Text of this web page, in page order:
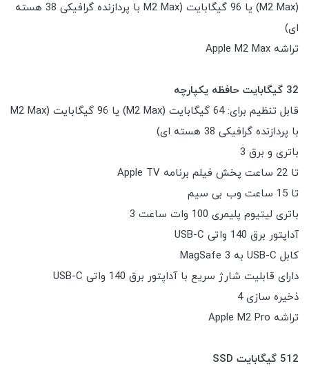
(M2 Max) یا 96 گیگابایت (M2 Max با پردازنده گرافیکی 38 هسته
ای)
تراشه Apple M2 Max
32 گیگابایت حافظه یکپارچه
قابل تنظیم برای: 64 گیگابایت (M2 Max) یا 96 گیگابایت (M2 Max
با پردازنده گرافیکی 38 هسته ای)
باتری و برق 3
تا 22 ساعت پخش فیلم برنامه Apple TV
تا 15 ساعت وب بی سیم
باتری لیتیوم پلیمری 100 وات ساعت 3
آداپتور برق 140 واتی USB-C
کابل USB-C به MagSafe 3
دارای قابلیت شارژ سریع با آداپتور برق 140 واتی USB-C
ذخیره سازی 4
تراشه Apple M2 Pro
512 گیگابایت SSD